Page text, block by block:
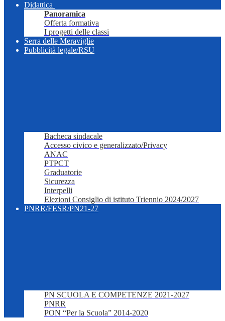
Didattica
Panoramica
Offerta formativa
I progetti delle classi
Serra delle Meraviglie
Pubblicità legale/RSU
Bacheca sindacale
Accesso civico e generalizzato/Privacy
ANAC
PTPCT
Graduatorie
Sicurezza
Interpelli
Elezioni Consiglio di istituto Triennio 2024/2027
PNRR/FESR/PN21-27
PN SCUOLA E COMPETENZE 2021-2027
PNRR
PON “Per la Scuola” 2014-2020